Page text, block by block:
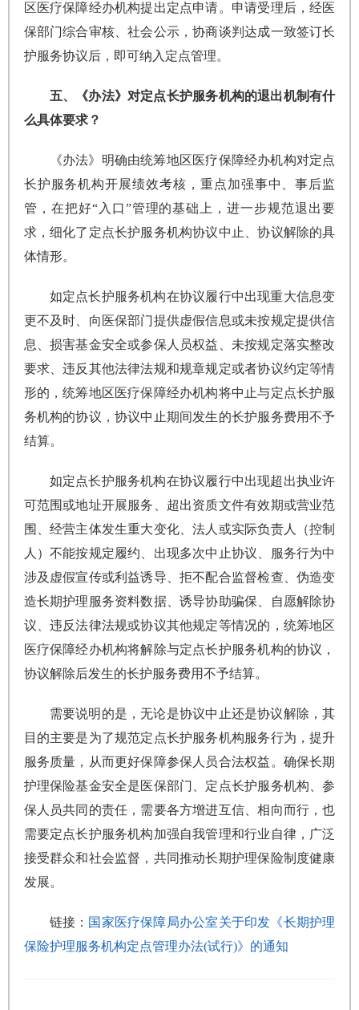
区医疗保障经办机构提出定点申请。申请受理后，经医
保部门综合审核、社会公示，协商谈判达成一致签订长
护服务协议后，即可纳入定点管理。
五、《办法》对定点长护服务机构的退出机制有什
么具体要求？
《办法》明确由统筹地区医疗保障经办机构对定点
长护服务机构开展绩效考核，重点加强事中、事后监
管，在把好“入口”管理的基础上，进一步规范退出要
求，细化了定点长护服务机构协议中止、协议解除的具
体情形。
如定点长护服务机构在协议履行中出现重大信息变
更不及时、向医保部门提供虚假信息或未按规定提供信
息、损害基金安全或参保人员权益、未按规定落实整改
要求、违反其他法律法规和规章规定或者协议约定等情
形的，统筹地区医疗保障经办机构将中止与定点长护服
务机构的协议，协议中止期间发生的长护服务费用不予
结算。
如定点长护服务机构在协议履行中出现超出执业许
可范围或地址开展服务、超出资质文件有效期或营业范
围、经营主体发生重大变化、法人或实际负责人（控制
人）不能按规定履约、出现多次中止协议、服务行为中
涉及虚假宣传或利益诱导、拒不配合监督检查、伪造变
造长期护理服务资料数据、诱导协助骗保、自愿解除协
议、违反法律法规或协议其他规定等情况的，统筹地区
医疗保障经办机构将解除与定点长护服务机构的协议，
协议解除后发生的长护服务费用不予结算。
需要说明的是，无论是协议中止还是协议解除，其
目的主要是为了规范定点长护服务机构服务行为，提升
服务质量，从而更好保障参保人员合法权益。确保长期
护理保险基金安全是医保部门、定点长护服务机构、参
保人员共同的责任，需要各方增进互信、相向而行，也
需要定点长护服务机构加强自我管理和行业自律，广泛
接受群众和社会监督，共同推动长期护理保险制度健康
发展。
链接： 国家医疗保障局办公室关于印发《长期护理
保险护理服务机构定点管理办法(试行)》的通知